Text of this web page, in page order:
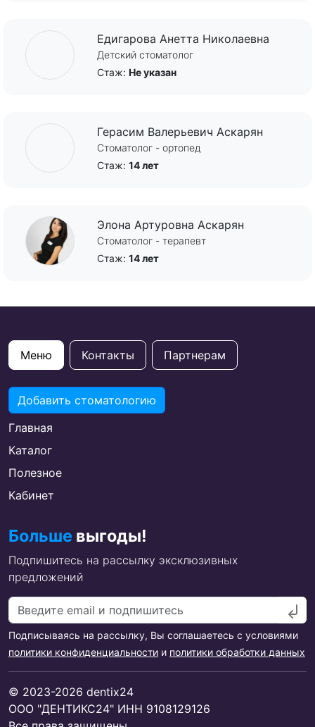
Едигарова Анетта Николаевна
Детский стоматолог
Стаж: Не указан
Герасим Валерьевич Аскарян
Стоматолог - ортопед
Стаж: 14 лет
Элона Артуровна Аскарян
Стоматолог - терапевт
Стаж: 14 лет
Меню Контакты Партнерам
Добавить стоматологию
Главная
Каталог
Полезное
Кабинет
Больше выгоды!
Подпишитесь на рассылку эксклюзивных
предложений
Подписываясь на рассылку, Вы соглашаетесь с условиями
политики конфиденциальности и политики обработки данных
© 2023-2026 dentix24
ООО "ДЕНТИКС24" ИНН 9108129126